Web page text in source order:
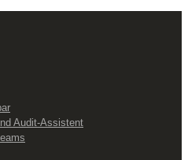
Audit-Assistent